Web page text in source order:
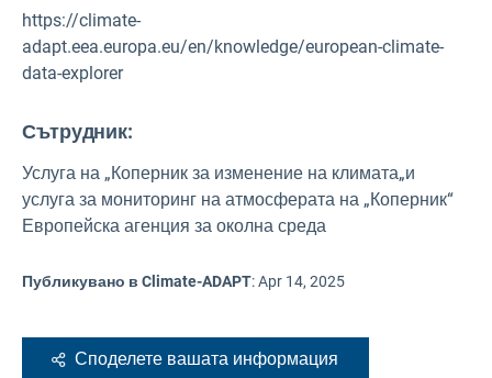
https://climate-
adapt.eea.europa.eu/en/knowledge/european-climate-
data-explorer
Сътрудник:
Услуга на „Коперник за изменение на климата„и
услуга за мониторинг на атмосферата на „Коперник“
Европейска агенция за околна среда
Публикувано в Climate-ADAPT:Apr 14, 2025
Споделете вашата информация